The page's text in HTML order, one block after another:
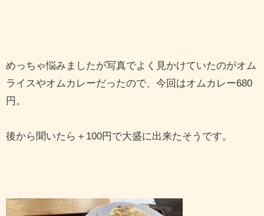
めっちゃ悩みましたが写真でよく見かけていたのがオム
ライスやオムカレーだったので、今回はオムカレー680
円。
後から聞いたら＋100円で大盛に出来たそうです。